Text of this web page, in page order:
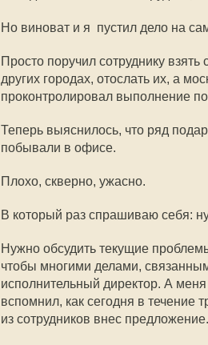
Но виноват и я  пустил дело на
Просто поручил сотруднику
других городах, отослать их, а
проконтролировал выполнение
Теперь выяснилось, что ряд
побывали в офисе.
Плохо, скверно, ужасно.
В который раз спрашиваю себя:
Нужно обсудить текущие
чтобы многими делами,
исполнительный директор. А
вспомнил, как сегодня в течение
из сотрудников внес предложение.